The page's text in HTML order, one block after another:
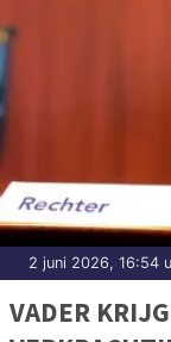
2 juni 2026, 16:54
VADER